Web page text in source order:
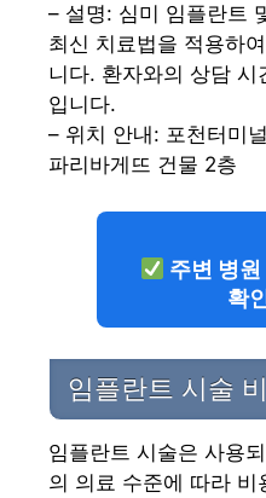
– 설명: 심미 임플란트
최신 치료법을 적용하
니다. 환자와의 상담
입니다.
– 위치 안내: 포천터미
파리바게뜨 건물 2층
주변 병
확
임플란트 시술
임플란트 시술은 사용
의 의료 수준에 따라 비